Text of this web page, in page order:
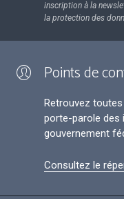
inscription à la
la protection des
Points de
Retrouvez
porte-parole des
gouvernement
Consultez le